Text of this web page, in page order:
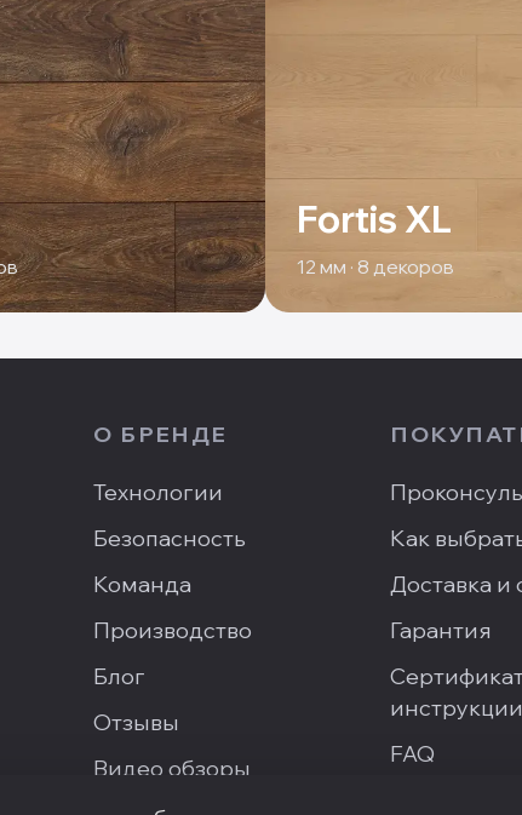
Fortis XL
12 мм · 8 декоров
О БРЕНДЕ
Технологии
Безопасность
Команда
Производство
Блог
Отзывы
Видео обзоры
Как
Доставка и
Гарантия
инструкции
FAQ